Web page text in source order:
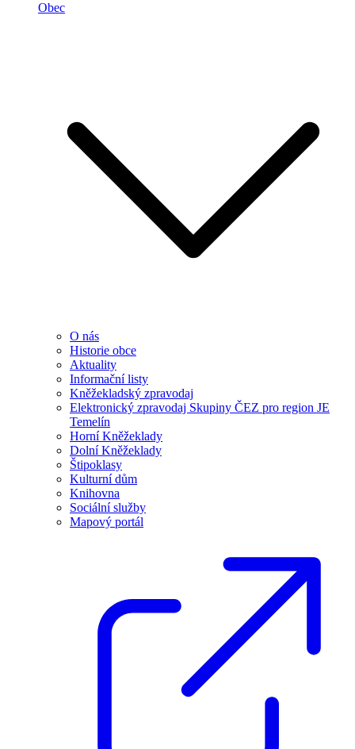
Obec
O nás
Historie obce
Aktuality
Informační listy
Kněžekladský zpravodaj
Elektronický zpravodaj Skupiny ČEZ pro region JE
Temelín
Horní Kněžeklady
Dolní Kněžeklady
Štipoklasy
Kulturní dům
Knihovna
Sociální služby
Mapový portál